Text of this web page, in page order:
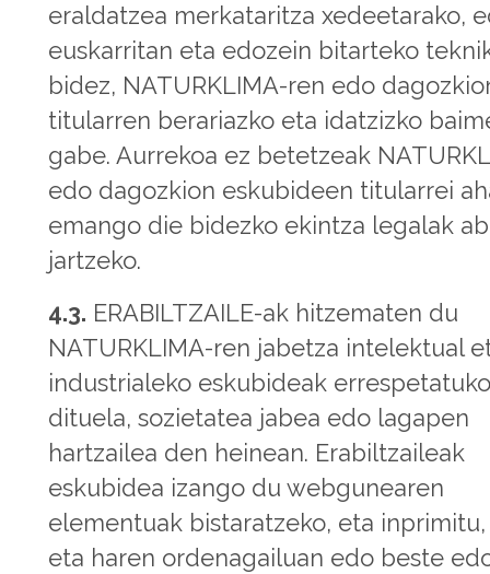
eraldatzea merkataritza xedeetarako,
euskarritan eta edozein bitarteko
bidez, NATURKLIMA-ren edo
titularren berariazko eta idatzizko
gabe. Aurrekoa ez betetzeak
edo dagozkion eskubideen titularrei
emango die bidezko ekintza legalak
jartzeko.
4.3. ERABILTZAILE-ak hitzematen du
NATURKLIMA-ren jabetza intelektual
industrialeko eskubideak
dituela, sozietatea jabea edo lagapen
hartzailea den heinean. Erabiltzaileak
eskubidea izango du webgunearen
elementuak bistaratzeko, eta
eta haren ordenagailuan edo beste